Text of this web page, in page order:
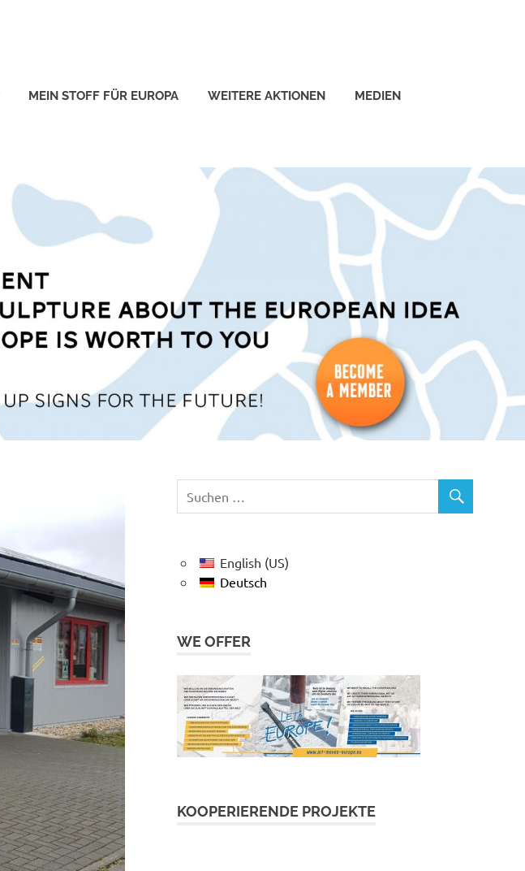
MEIN STOFF FÜR EUROPA WEITERE AKTIONEN MEDIEN
English (US)
Deutsch
WE OFFER
KOOPERIERENDE PROJEKTE